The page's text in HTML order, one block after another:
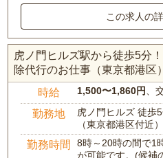
この求人の
虎ノ門ヒルズ駅から徒歩5分
除代行のお仕事（東京都港区）
時給 1,500〜1,860円 、
勤務地
虎ノ門ヒルズ 徒歩
（東京都港区付近）
勤務時間
8時～20時の間で1
が可能です。(候補